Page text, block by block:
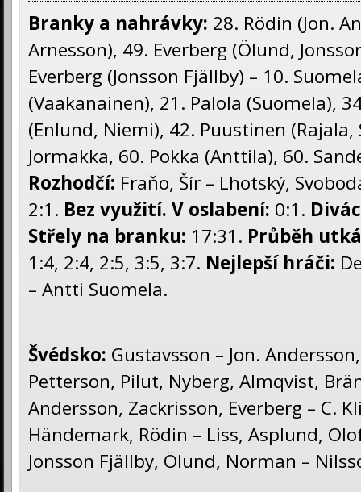
Branky a nahrávky: 28. Rödin (Jon.
Arnesson), 49. Everberg (Ölund,
Everberg (Jonsson Fjällby) – 10.
(Vaakanainen), 21. Palola (Suomela),
(Enlund, Niemi), 42. Puustinen (Rajala,
Jormakka, 60. Pokka (Anttila), 60.
Rozhodčí: Fraňo, Šír – Lhotský,
2:1. Bez využití. V oslabení: 0:1.
Střely na branku: 17:31. Průběh
1:4, 2:4, 2:5, 3:5, 3:7. Nejlepší hráči:
– Antti Suomela.
Švédsko: Gustavsson – Jon.
Petterson, Pilut, Nyberg, Almqvist,
Andersson, Zackrisson, Everberg – C.
Händemark, Rödin – Liss, Asplund,
Jonsson Fjällby, Ölund, Norman –